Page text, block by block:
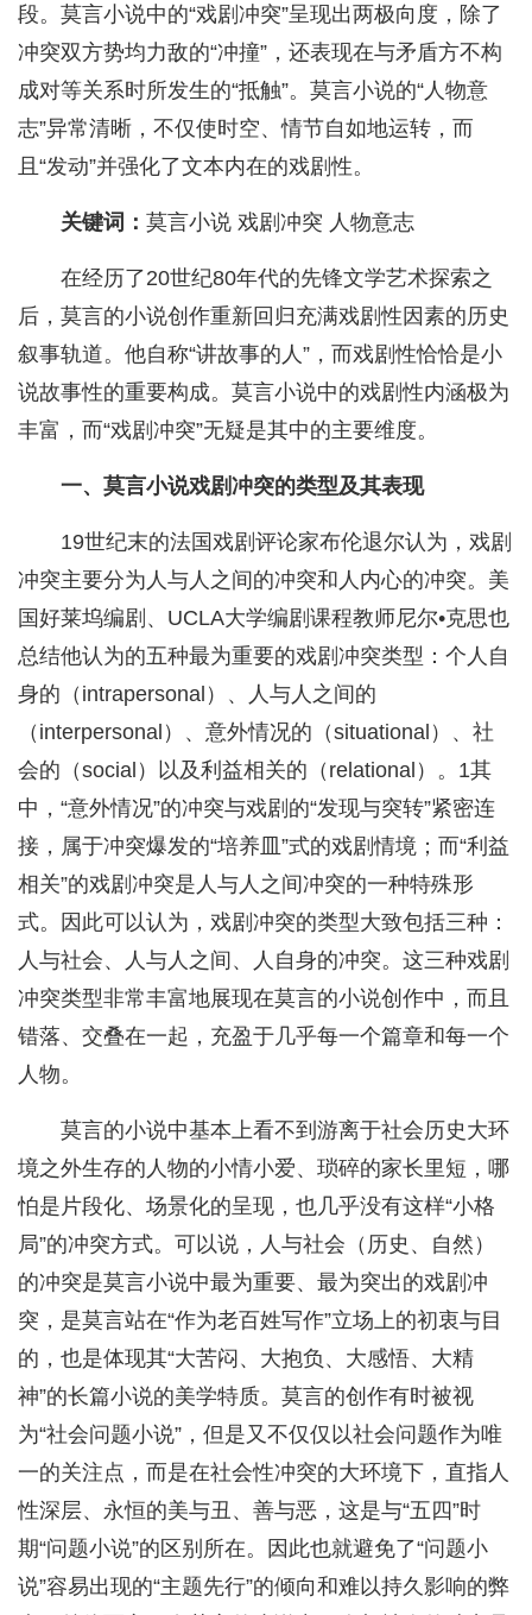
段。莫言小说中的“戏剧冲突”呈现出两极向度，除了
冲突双方势均力敌的“冲撞”，还表现在与矛盾方不构
成对等关系时所发生的“抵触”。莫言小说的“人物意
志”异常清晰，不仅使时空、情节自如地运转，而
且“发动”并强化了文本内在的戏剧性。
关键词： 莫言小说 戏剧冲突 人物意志
在经历了20世纪80年代的先锋文学艺术探索之
后，莫言的小说创作重新回归充满戏剧性因素的历史
叙事轨道。他自称“讲故事的人”，而戏剧性恰恰是小
说故事性的重要构成。莫言小说中的戏剧性内涵极为
丰富，而“戏剧冲突”无疑是其中的主要维度。
一、莫言小说戏剧冲突的类型及其表现
19世纪末的法国戏剧评论家布伦退尔认为，戏剧
冲突主要分为人与人之间的冲突和人内心的冲突。美
国好莱坞编剧、UCLA大学编剧课程教师尼尔•克思也
总结他认为的五种最为重要的戏剧冲突类型：个人自
身的（intrapersonal）、人与人之间的
（interpersonal）、意外情况的（situational）、社
会的（social）以及利益相关的（relational）。1其
中，“意外情况”的冲突与戏剧的“发现与突转”紧密连
接，属于冲突爆发的“培养皿”式的戏剧情境；而“利益
相关”的戏剧冲突是人与人之间冲突的一种特殊形
式。因此可以认为，戏剧冲突的类型大致包括三种：
人与社会、人与人之间、人自身的冲突。这三种戏剧
冲突类型非常丰富地展现在莫言的小说创作中，而且
错落、交叠在一起，充盈于几乎每一个篇章和每一个
人物。
莫言的小说中基本上看不到游离于社会历史大环
境之外生存的人物的小情小爱、琐碎的家长里短，哪
怕是片段化、场景化的呈现，也几乎没有这样“小格
局”的冲突方式。可以说，人与社会（历史、自然）
的冲突是莫言小说中最为重要、最为突出的戏剧冲
突，是莫言站在“作为老百姓写作”立场上的初衷与目
的，也是体现其“大苦闷、大抱负、大感悟、大精
神”的长篇小说的美学特质。莫言的创作有时被视
为“社会问题小说”，但是又不仅仅以社会问题作为唯
一的关注点，而是在社会性冲突的大环境下，直指人
性深层、永恒的美与丑、善与恶，这是与“五四”时
期“问题小说”的区别所在。因此也就避免了“问题小
说”容易出现的“主题先行”的倾向和难以持久影响的弊